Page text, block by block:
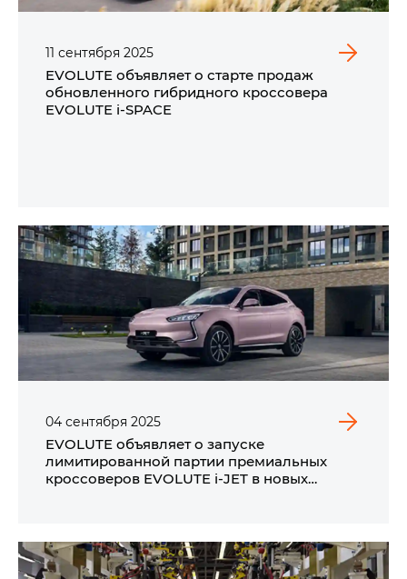
11 сентября 2025
EVOLUTE объявляет о старте продаж
обновленного гибридного кроссовера
EVOLUTE i‑SPACE
04 сентября 2025
EVOLUTE объявляет о запуске
лимитированной партии премиальных
кроссоверов EVOLUTE i‑JET в новых